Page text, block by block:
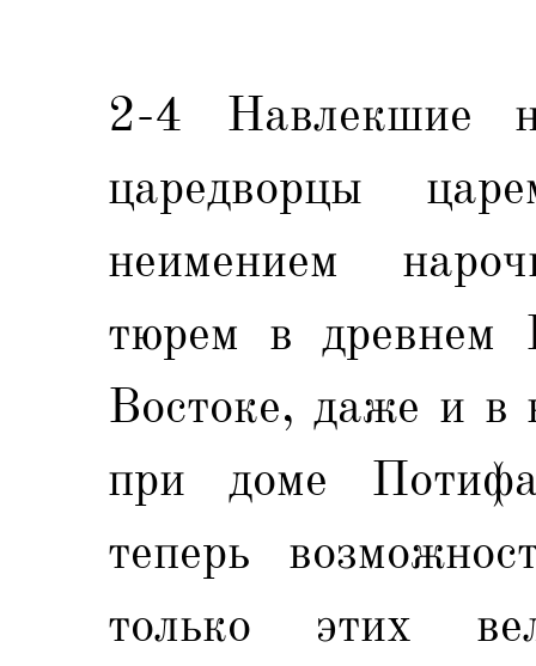
2-4 Навлекшие
царедворцы
неимением
тюрем в древнем
Востоке, даже и в
при доме
теперь
только этих